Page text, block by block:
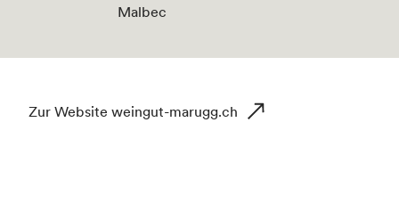
Malbec
Zur Website weingut-marugg.ch